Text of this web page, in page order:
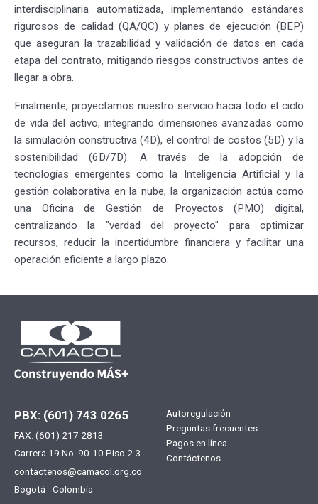
interdisciplinaria automatizada, implementando estándares
rigurosos de calidad (QA/QC) y planes de ejecución (BEP)
que aseguran la trazabilidad y validación de datos en cada
etapa del contrato, mitigando riesgos constructivos antes de
llegar a obra.
Finalmente, proyectamos nuestro servicio hacia todo el ciclo
de vida del activo, integrando dimensiones avanzadas como
la simulación constructiva (4D), el control de costos (5D) y la
sostenibilidad (6D/7D). A través de la adopción de
tecnologías emergentes como la Inteligencia Artificial y la
gestión colaborativa en la nube, la organización actúa como
una Oficina de Gestión de Proyectos (PMO) digital,
centralizando la "verdad del proyecto" para optimizar
recursos, reducir la incertidumbre financiera y facilitar una
operación eficiente a largo plazo.
PBX: (601) 743 0265
FAX: (601) 217 2813
Carrera 19 No. 90-10 Piso 2-3
contactenos@camacol.org.co
Bogotá - Colombia
Menú
footer
Autoregulación
Preguntas frecuentes
Pagos en línea
Contáctenos